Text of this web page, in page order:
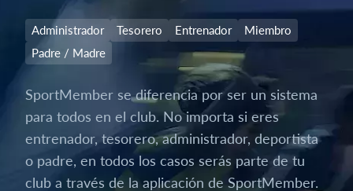
Administrador Tesorero Entrenador
Miembro
Padre / Madre
SportMember se diferencia por ser un sistema
para todos en el club. No importa si eres
entrenador, tesorero, administrador, deportista
o padre, en todos los casos serás parte de tu
club a través de la aplicación de SportMember.